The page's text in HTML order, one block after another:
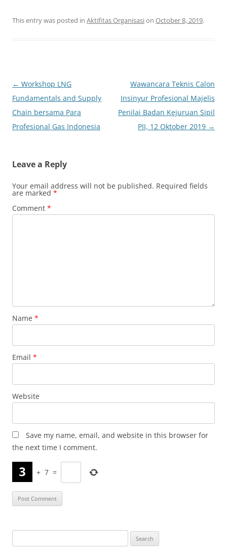
This entry was posted in Aktifitas Organisasion October 8, 2019.
Post
navigation
← Workshop LNG
Fundamentals and Supply
Chain bersama Para
Profesional Gas Indonesia
Wawancara Teknis Calon
Insinyur Profesional Majelis
Penilai Badan Kejuruan Sipil
PII, 12 Oktober 2019 →
Leave a Reply
Your email address will not be published. Required fields
are marked *
Comment *
Name *
Email *
Website
Save my name, email, and website in this browser for
the next time I comment.
+ 7 =
for: